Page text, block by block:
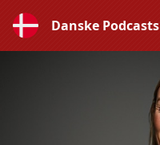
Danske Podcasts